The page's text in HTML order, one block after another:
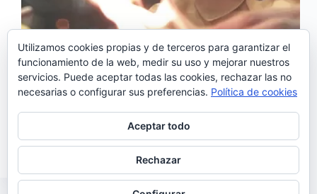
‘Mortalhas’ es el nuevo sencillo de Mário Cotrim o
lo que es lo mismo ProfJam. Regresa con un nuevo
tema que según el propio rapero asegura: <<es una
canción que viene continuar mi serie de post
mixtapes y post Londres que…
Noemí Sánchez
21/06/2017
Utilizamos cookies propias y de terceros para garantizar el
funcionamiento de la web, medir su uso y mejorar nuestros
servicios. Puede aceptar todas las cookies, rechazar las no
necesarias o configurar sus preferencias. Política de cookies
Aceptar todo
Rechazar